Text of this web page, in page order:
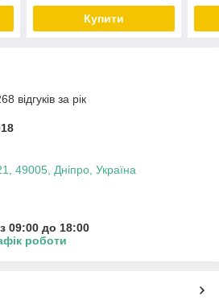
Купити
відгуків за рік
49005, Дніпро, Україна
09:00 до 18:00
роботи